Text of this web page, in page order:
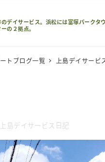
デイサービス。浜松には富塚パークタ
の２拠点。
トブログ一覧 上島デイサービ
ゴリー
上島デイサービス日記